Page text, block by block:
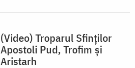
(Video) Troparul Sfinților
Apostoli Pud, Trofim și
Aristarh